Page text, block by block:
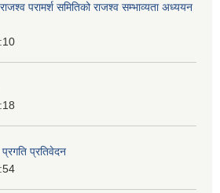
परामर्श समितिको राजश्व सम्भाव्यता अध्ययन
प्रतिवेदन